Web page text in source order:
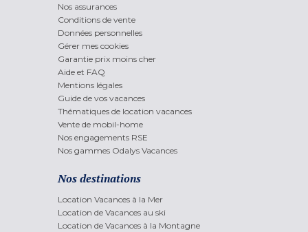
Nos assurances
Conditions de vente
Données personnelles
Gérer mes cookies
Garantie prix moins cher
Aide et FAQ
Mentions légales
Guide de vos vacances
Thématiques de location vacances
Vente de mobil-home
Nos engagements RSE
Nos gammes Odalys Vacances
Nos destinations
Location Vacances à la Mer
Location de Vacances au ski
Location de Vacances à la Montagne